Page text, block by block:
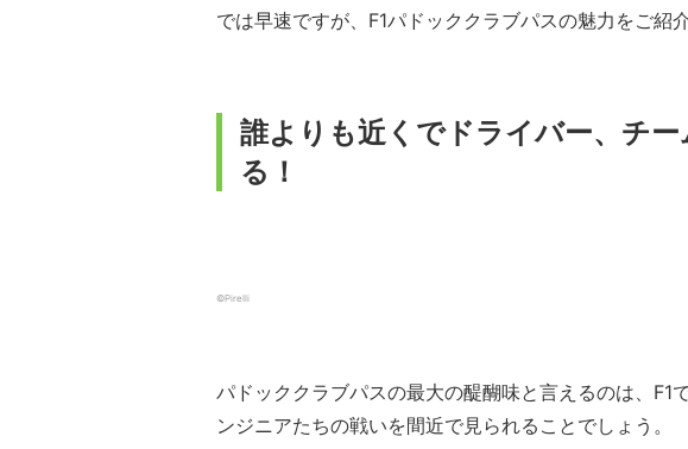
では早速ですが、F1パドッククラブパスの魅力をご紹
誰よりも近くでドライバー、チ
る！
©Pirelli
パドッククラブパスの最大の醍醐味と言えるのは、F1
ンジニアたちの戦いを間近で見られることでしょう。